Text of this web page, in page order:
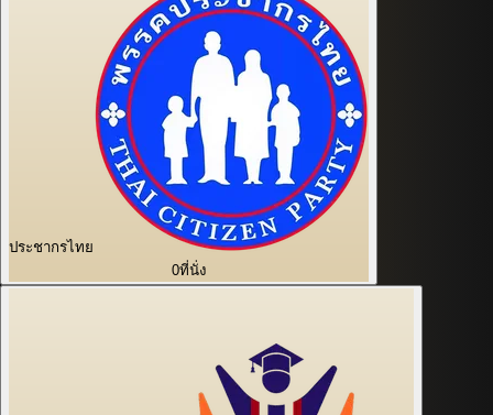
ประชากรไทย
0ที่นั่ง